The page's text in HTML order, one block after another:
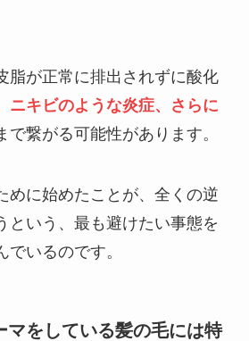
脂が正常に排出されずに酸化
ニキビのような炎症、さらに
で繋がる可能性があります。
めに始めたことが、全くの逆
という、最も避けたい事態を
いるのです。
マをしている髪の毛には特